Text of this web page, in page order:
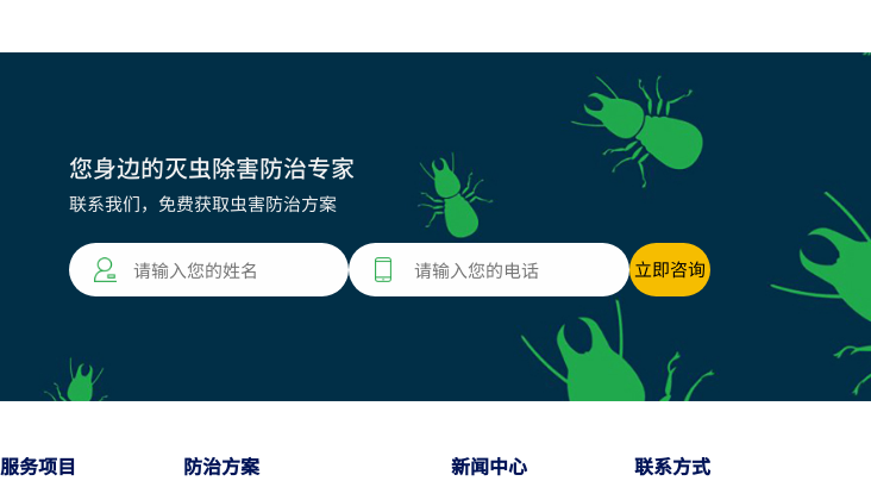
您身边的灭虫除害防治专家
联系我们，免费获取虫害防治方案
服务项目 防治方案 新闻中心 联系方式